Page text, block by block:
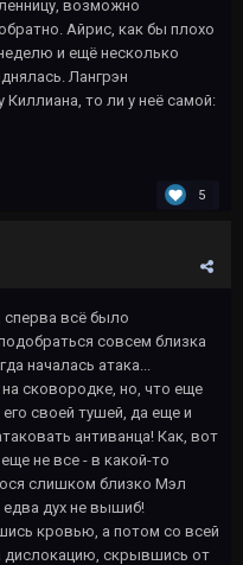
возможно
Айрис, как бы плохо
и ещё несколько
Лангрэн
Киллиана, то ли у неё самой:
5
сперва всё было
совсем близка
началась атака...
сковородке, но, что еще
своей тушей, да еще и
антиванца! Как, вот
не все - в какой-то
слишком близко Мэл
едва дух не вышиб!
кровью, а потом со всей
скрывшись от